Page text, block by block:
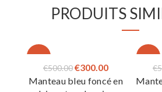
PRODUITS
-40%
€500.00Le
prix
€300.00Le
prix
Manteau bleu foncé en
-40%
€